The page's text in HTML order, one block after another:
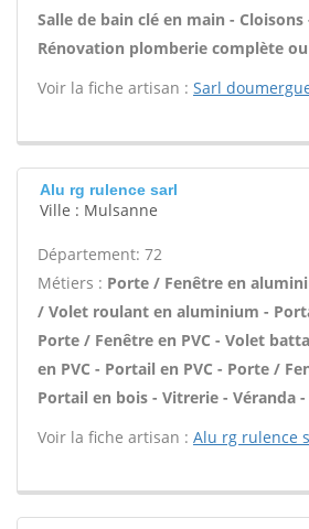
Salle de bain clé en main -
Rénovation plomberie complète
Voir la fiche artisan : Sarl
Alu rg rulence sarl
Ville : Mulsanne
Département: 72
Métiers : Porte / Fenêtre en
/ Volet roulant en aluminium -
Porte / Fenêtre en PVC - Volet
en PVC - Portail en PVC - Porte /
Portail en bois - Vitrerie - Véranda
Voir la fiche artisan : Alu rg rulence